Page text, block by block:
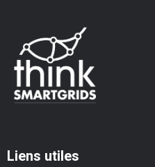
Liens utiles